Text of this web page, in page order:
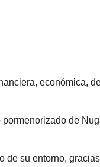
económica,
de
de su entorno,